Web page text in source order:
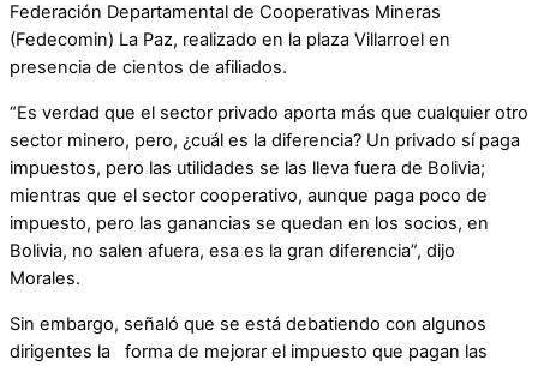
Federación Departamental de Cooperativas Mineras
(Fedecomin) La Paz, realizado en la plaza Villarroel en
presencia de cientos de afiliados.
“Es verdad que el sector privado aporta más que cualquier otro
sector minero, pero, ¿cuál es la diferencia? Un privado sí paga
impuestos, pero las utilidades se las lleva fuera de Bolivia;
mientras que el sector cooperativo, aunque paga poco de
impuesto, pero las ganancias se quedan en los socios, en
Bolivia, no salen afuera, esa es la gran diferencia”, dijo
Morales.
Sin embargo, señaló que se está debatiendo con algunos
dirigentes la forma de mejorar el impuesto que pagan las